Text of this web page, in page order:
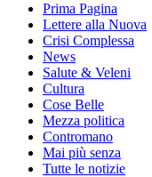
Prima Pagina
Lettere alla Nuova
Crisi Complessa
News
Salute & Veleni
Cultura
Cose Belle
Mezza politica
Contromano
Mai più senza
Tutte le notizie